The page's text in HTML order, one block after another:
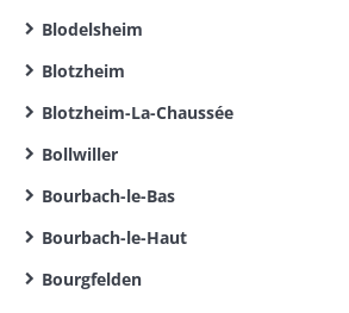
Blodelsheim
Blotzheim
Blotzheim-La-Chaussée
Bollwiller
Bourbach-le-Bas
Bourbach-le-Haut
Bourgfelden